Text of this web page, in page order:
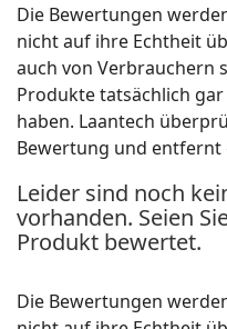
Die Bewertungen
nicht auf ihre Echtheit
auch von Verbrauchern
Produkte tatsächlich
haben. Laantech
Bewertung und entfernt
Leider sind noch
vorhanden. Seien
Produkt bewertet.
Die Bewertungen